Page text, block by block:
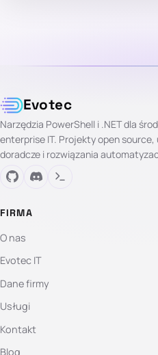
Evotec
Narzędzia PowerShell i .NET dla
enterprise IT. Projekty open source,
doradcze i rozwiązania
FIRMA
O nas
Evotec IT
Dane firmy
Usługi
Kontakt
Blog